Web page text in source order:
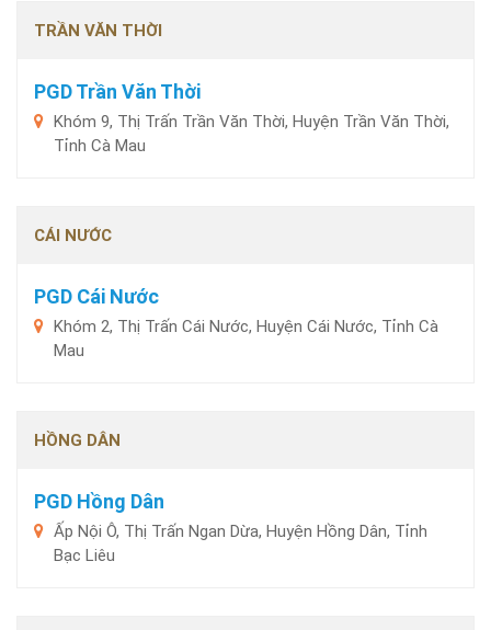
TRẦN VĂN THỜI
PGD Trần Văn Thời
Khóm 9, Thị Trấn Trần Văn Thời, Huyện Trần Văn Thời,
Tỉnh Cà Mau
CÁI NƯỚC
PGD Cái Nước
Khóm 2, Thị Trấn Cái Nước, Huyện Cái Nước, Tỉnh Cà
Mau
HỒNG DÂN
PGD Hồng Dân
Ấp Nội Ô, Thị Trấn Ngan Dừa, Huyện Hồng Dân, Tỉnh
Bạc Liêu